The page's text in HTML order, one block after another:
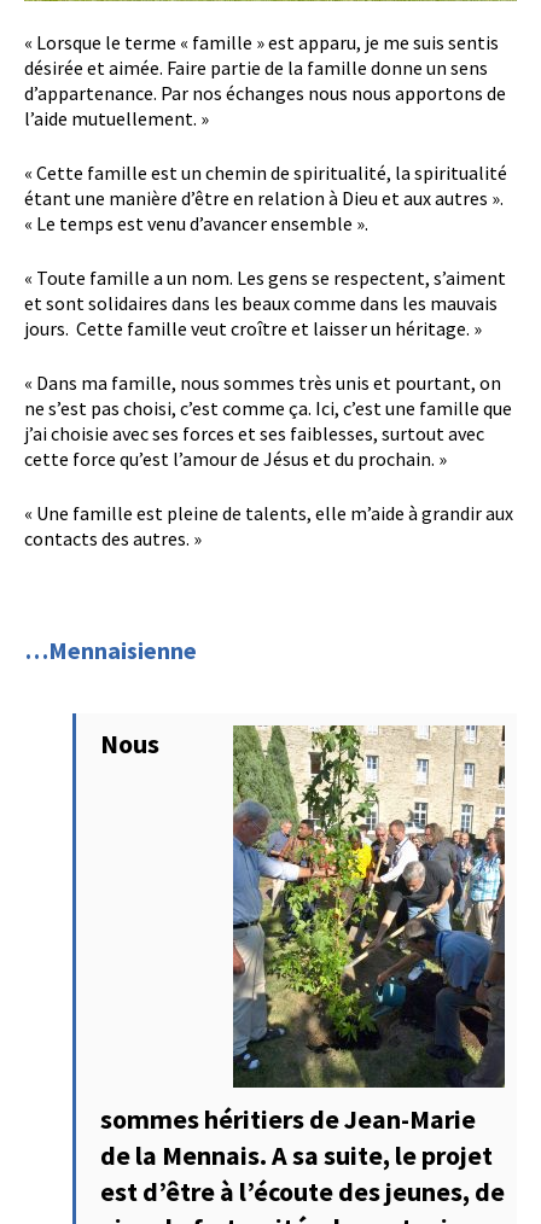
« Lorsque le terme « famille » est apparu, je me suis sentis
désirée et aimée. Faire partie de la famille donne un sens
d’appartenance. Par nos échanges nous nous apportons de
l’aide mutuellement. »
« Cette famille est un chemin de spiritualité, la spiritualité
étant une manière d’être en relation à Dieu et aux autres ».
« Le temps est venu d’avancer ensemble ».
« Toute famille a un nom. Les gens se respectent, s’aiment
et sont solidaires dans les beaux comme dans les mauvais
jours. Cette famille veut croître et laisser un héritage. »
« Dans ma famille, nous sommes très unis et pourtant, on
ne s’est pas choisi, c’est comme ça. Ici, c’est une famille que
j’ai choisie avec ses forces et ses faiblesses, surtout avec
cette force qu’est l’amour de Jésus et du prochain. »
« Une famille est pleine de talents, elle m’aide à grandir aux
contacts des autres. »
…Mennaisienne
Nous
sommes héritiers de Jean-Marie
de la Mennais. A sa suite, le projet
est d’être à l’écoute des jeunes, de